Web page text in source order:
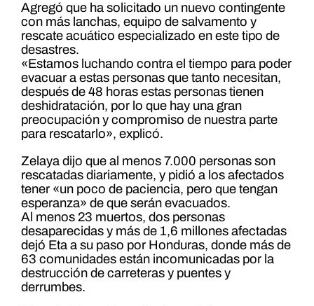
Agregó que ha solicitado un nuevo contingente
con más lanchas, equipo de salvamento y
rescate acuático especializado en este tipo de
desastres.
«Estamos luchando contra el tiempo para poder
evacuar a estas personas que tanto necesitan,
después de 48 horas estas personas tienen
deshidratación, por lo que hay una gran
preocupación y compromiso de nuestra parte
para rescatarlo», explicó.
Zelaya dijo que al menos 7.000 personas son
rescatadas diariamente, y pidió a los afectados
tener «un poco de paciencia, pero que tengan
esperanza» de que serán evacuados.
Al menos 23 muertos, dos personas
desaparecidas y más de 1,6 millones afectadas
dejó Eta a su paso por Honduras, donde más de
63 comunidades están incomunicadas por la
destrucción de carreteras y puentes y
derrumbes.